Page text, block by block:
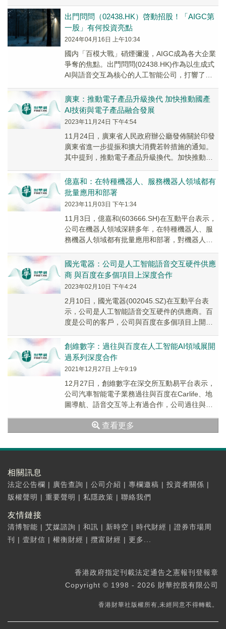
出門問問（02438.HK）啓動招股！「AIGC第
一股」有何投資亮點
2024年04月16日 上午10:34
國内「百模大戰」硝煙彌漫，AIGC成為各大企業
爭奪的焦點。出門問問(02438.HK)作為以生成式
AI與語音交互為核心的人工智能公司，打響了
廣東：推動電子產品升級換代 加快推動國產
AI技術與電子產品融合發展
2023年11月24日 下午4:54
11月24日，廣東省人民政府辦公廳發佈關於印發
廣東省進一步提振和擴大消費若幹措施的通知。
其中提到，推動電子產品升級換代。加快推動國
互、...
億嘉和：在特種機器人、服務機器人領域都有
批量應用和部署
2023年11月03日 下午1:34
11月3日，億嘉和(603666.SH)在互動平台表示，
公司在機器人領域深耕多年，在特種機器人、服
務機器人領域都有批量應用和部署，對機器人的
國光電器：公司是人工智能語音交互硬件供應
商 與百度在多個項目上深度合作
2023年02月10日 下午4:24
2月10日，國光電器(002045.SZ)在互動平台表
示，公司是人工智能語音交互硬件的供應商。百
度是公司的客戶，公司與百度在多個項目上開展
創維數字：過往與百度在人工智能AI領域展開
過系列深度合作
2021年12月27日 上午9:19
12月27日，創維數字在深交所互動易平台表示，
公司汽車智能電子業務過往與百度在Carlife、地
圖導航、語音交互等上有過合作，公司過往與百
查看更多
相關訊息
法定公告欄 | 廣告查詢 | 公司介紹 | 專欄邀稿 | 投資者關係 |
版權聲明 | 重要聲明 | 私隱政策 | 聯絡我們
友情鏈接
清博智能 | 艾媒諮詢 | 和訊 | 新時空 | 時代財經 | 證券市場周
刊
| 壹財信 | 權衡財經 | 攬富財經 | 更多...
香港政府指定刊載法定通告之憲報刊登報章
Copyright © 1998 - 2026 財華控股有限公司
香港財華社版權所有,未經同意不得轉載。